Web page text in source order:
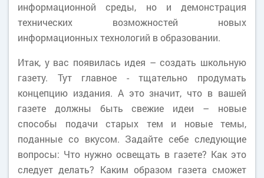
информационной среды, но и демонстрация
технических возможностей новых
информационных технологий в образовании.
Итак, у вас появилась идея – создать школьную
газету. Тут главное - тщательно продумать
концепцию издания. А это значит, что в вашей
газете должны быть свежие идеи – новые
способы подачи старых тем и новые темы,
поданные со вкусом. Задайте себе следующие
вопросы: Что нужно освещать в газете? Как это
следует делать? Каким образом газета сможет